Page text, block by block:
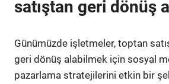
satıştan geri dönüş
Günümüzde işletmeler, toptan
geri dönüş alabilmek için sosyal
pazarlama stratejilerini etkin bir